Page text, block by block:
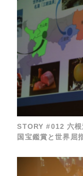
STORY #012 六根
国宝鑑賞と世界屈